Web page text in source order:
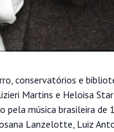
conservatórios e
Martins e Heloisa
pela música brasileira
Lanzelotte, Luiz